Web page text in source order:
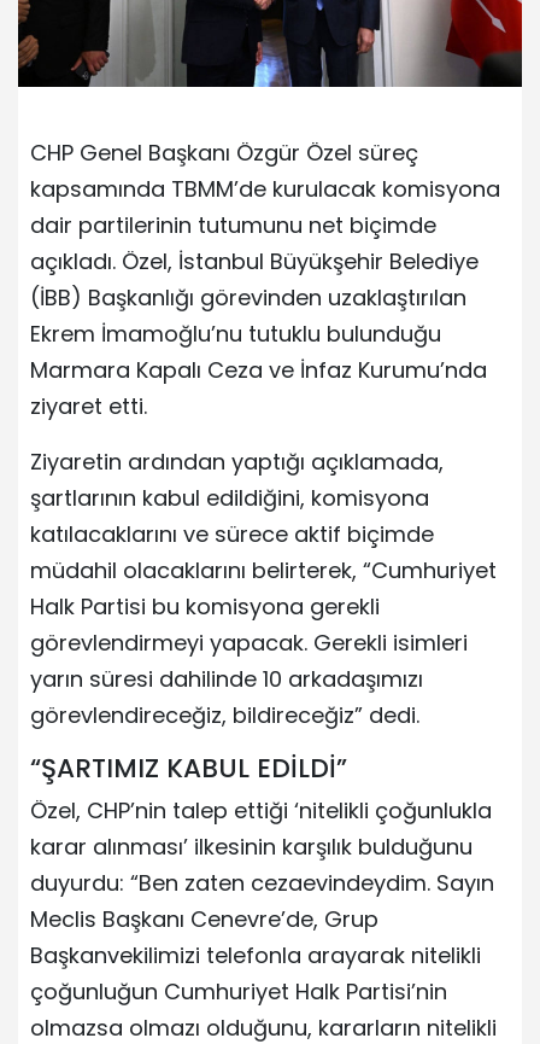
CHP Genel Başkanı Özgür Özel süreç
kapsamında TBMM’de kurulacak komisyona
dair partilerinin tutumunu net biçimde
açıkladı. Özel, İstanbul Büyükşehir Belediye
(İBB) Başkanlığı görevinden uzaklaştırılan
Ekrem İmamoğlu’nu tutuklu bulunduğu
Marmara Kapalı Ceza ve İnfaz Kurumu’nda
ziyaret etti.
Ziyaretin ardından yaptığı açıklamada,
şartlarının kabul edildiğini, komisyona
katılacaklarını ve sürece aktif biçimde
müdahil olacaklarını belirterek, “Cumhuriyet
Halk Partisi bu komisyona gerekli
görevlendirmeyi yapacak. Gerekli isimleri
yarın süresi dahilinde 10 arkadaşımızı
görevlendireceğiz, bildireceğiz” dedi.
“ŞARTIMIZ KABUL EDİLDİ”
Özel, CHP’nin talep ettiği ‘nitelikli çoğunlukla
karar alınması’ ilkesinin karşılık bulduğunu
duyurdu: “Ben zaten cezaevindeydim. Sayın
Meclis Başkanı Cenevre’de, Grup
Başkanvekilimizi telefonla arayarak nitelikli
çoğunluğun Cumhuriyet Halk Partisi’nin
olmazsa olmazı olduğunu, kararların nitelikli